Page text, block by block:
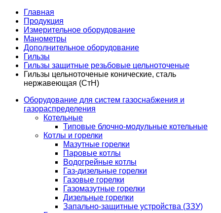
Главная
Продукция
Измерительное оборудование
Манометры
Дополнительное оборудование
Гильзы
Гильзы защитные резьбовые цельноточеные
Гильзы цельноточеные конические, сталь
нержавеющая (СтН)
Оборудование для систем газоснабжения и
газораспределения
Котельные
Типовые блочно-модульные котельные
Котлы и горелки
Мазутные горелки
Паровые котлы
Водогрейные котлы
Газ-дизельные горелки
Газовые горелки
Газомазутные горелки
Дизельные горелки
Запально-защитные устройства (ЗЗУ)